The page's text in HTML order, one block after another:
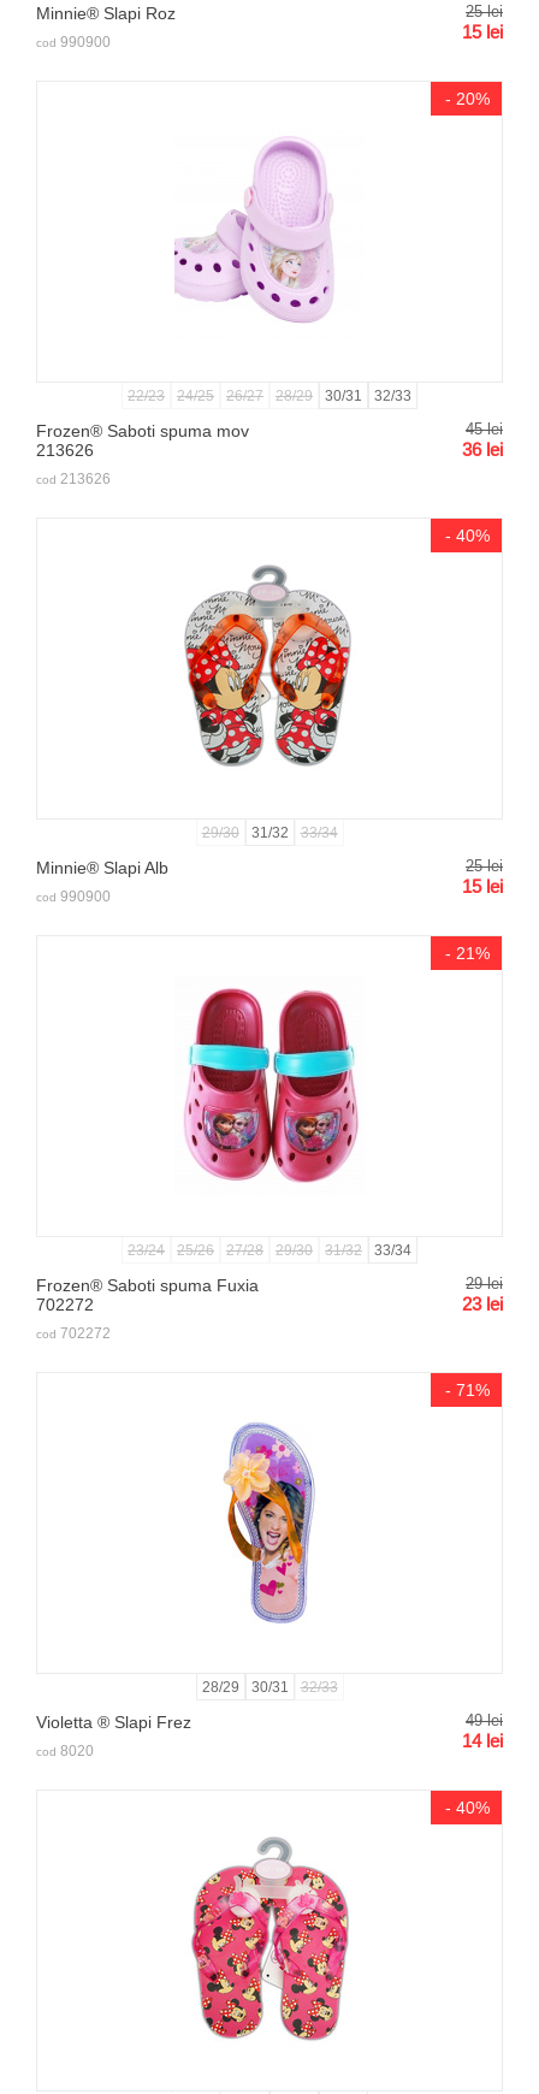
Minnie® Slapi Roz 25 lei
15 lei
cod 990900
- 20%
22/23 24/25 26/27 28/29 30/31 32/33
Frozen® Saboti spuma mov
213626
45 lei
36 lei
cod 213626
- 40%
29/30 31/32 33/34
Minnie® Slapi Alb 25 lei
15 lei
cod 990900
- 21%
23/24 25/26 27/28 29/30 31/32 33/34
Frozen® Saboti spuma Fuxia
702272
29 lei
23 lei
cod 702272
- 71%
28/29 30/31 32/33
Violetta ® Slapi Frez 49 lei
14 lei
cod 8020
- 40%